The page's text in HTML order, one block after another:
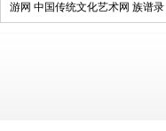
游网 中国传统文化艺术网 族谱录